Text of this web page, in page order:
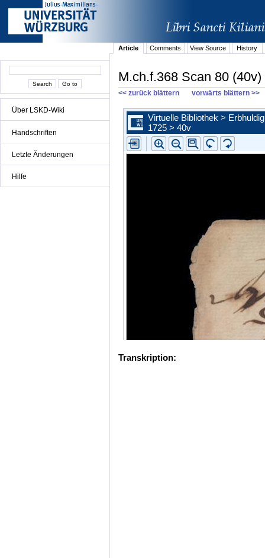
Über LSKD-Wiki
Handschriften
Letzte Änderungen
Hilfe
Article Comments View Source History
M.ch.f.368 Scan 80 (40v)
<< zurück blättern vorwärts blättern >>
Transkription: